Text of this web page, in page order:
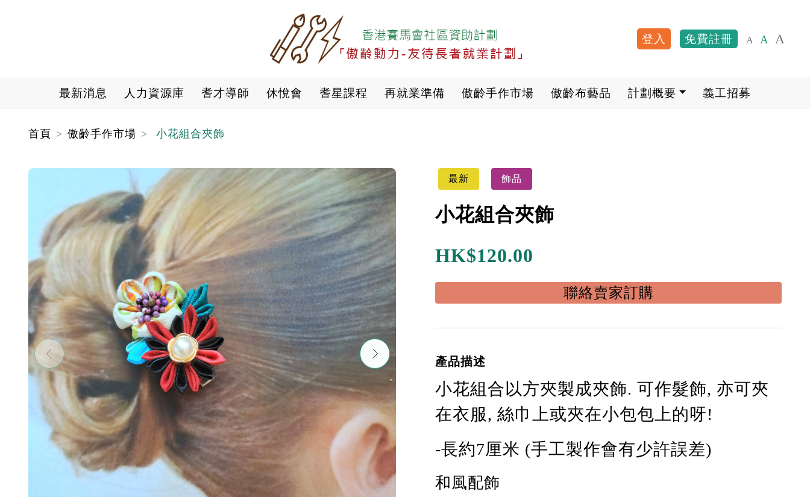
主
內
User account
登入 免費註冊 A A A
Main navigation
最新消息 人力資源庫 耆才導師 休悅會 耆星課程 再就業準備 傲齡手作市場 傲齡布藝品 計劃概要 義工招募
首頁 傲齡手作市場 小花組合夾飾
最新 飾品
小花組合夾飾
HK$120.00
聯絡賣家訂購
產品描述
小花組合以方夾製成夾飾. 可作髮飾, 亦可夾
在衣服, 絲巾上或夾在小包包上的呀!
-長約7厘米 (手工製作會有少許誤差)
和風配飾